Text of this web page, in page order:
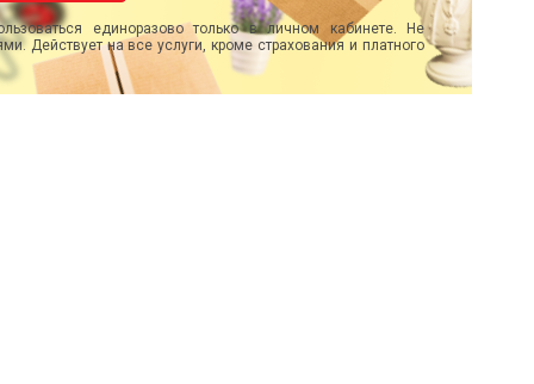
единоразово только в личном кабинете. Не
Действует на все услуги, кроме страхования и платного